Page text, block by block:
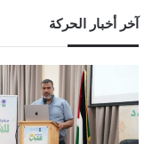
آخر أخبار الحركة